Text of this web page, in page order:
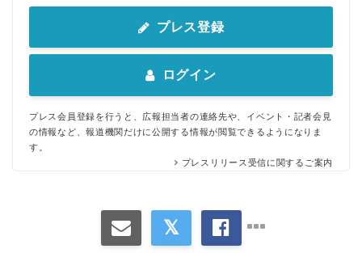
プレス登録
ログイン
プレス会員登録を行うと、広報担当者の連絡先や、イベント・記者会見
の情報など、報道機関だけに公開する情報が閲覧できるようになりま
す。
プレスリリース受信に関するご案内